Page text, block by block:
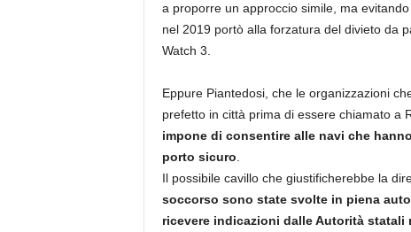
a proporre un approccio simile, ma
nel 2019 portò alla forzatura del divieto da
Watch 3.
Eppure Piantedosi, che le organizzazioni
prefetto in città prima di essere chiamato a
impone di consentire alle navi che
porto sicuro
Il possibile cavillo che giustificherebbe la
soccorso sono state svolte in piena
ricevere indicazioni dalle Autorità statali